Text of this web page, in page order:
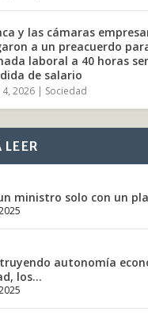
y las cámaras
a un preacuerdo
laboral a 40 horas
de salario
2026 | Sociedad
LEER
ministro solo con un
autonomía
los...